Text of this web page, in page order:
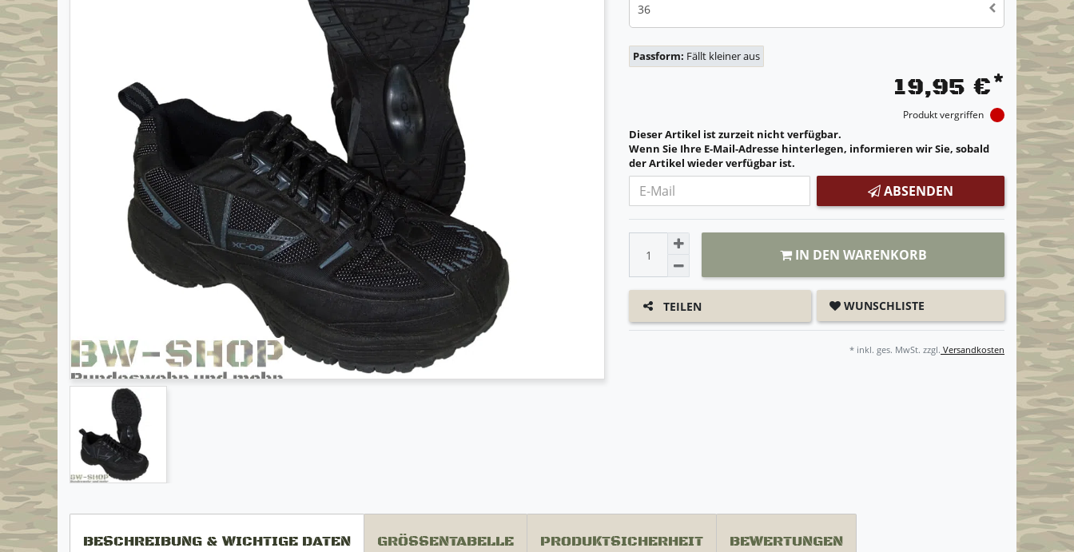
36
Passform: Fällt kleiner aus
19,95 €*
Produkt vergriffen
Dieser Artikel ist zurzeit nicht verfügbar.
Wenn Sie Ihre E-Mail-Adresse hinterlegen, informieren wir Sie, sobald
der Artikel wieder verfügbar ist.
ABSENDEN
IN DEN WARENKORB
TEILEN WUNSCHLISTE
* inkl. ges. MwSt. zzgl. Versandkosten
BESCHREIBUNG & WICHTIGE DATEN GRÖSSENTABELLE PRODUKTSICHERHEIT BEWERTUNGEN